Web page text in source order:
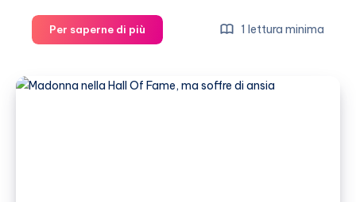
Per saperne di più
compra
pub!
1 lettura minima